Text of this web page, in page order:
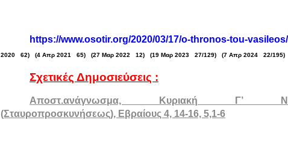
https://www.osotir.org/2020/03/17/o-thronos-tou-vasileos/
2020 62) (4 Απρ 2021 65) (27 Μαρ 2022 12) (19 Μαρ 2023 27/129) (7 Απρ 2024 22/195)
Σχετικές Δημοσιεύσεις :
Αποστ.ανάγνωσμα, Κυριακή Γ’
(Σταυροπροσκυνήσεως), Εβραίους 4, 14-16, 5,1-6